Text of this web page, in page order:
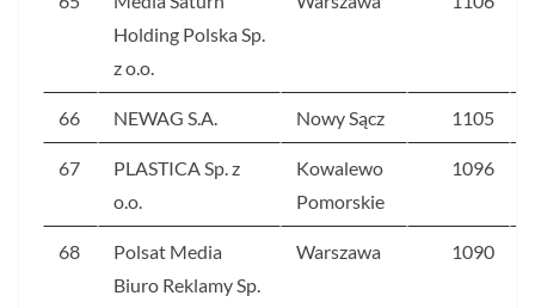
Holding Polska Sp.
z o.o.
66 NEWAG S.A. Nowy Sącz 1105
67
PLASTICA Sp. z
o.o.
Kowalewo
Pomorskie
1096
68
Polsat Media
Biuro Reklamy Sp.
Warszawa 1090